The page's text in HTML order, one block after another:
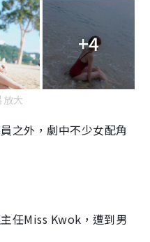
+4
放大
之外，劇中不少女配角
任Miss Kwok，遭到男